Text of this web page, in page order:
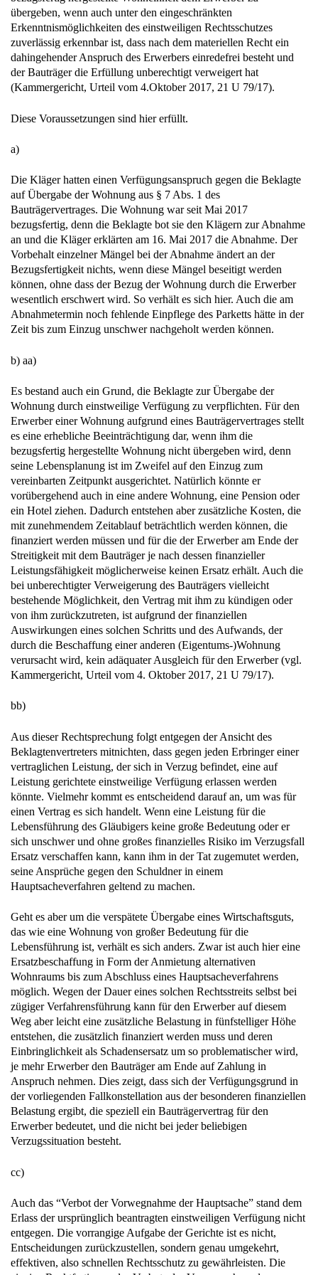
übergeben, wenn auch unter den eingeschränkten
Erkenntnismöglichkeiten des einstweiligen Rechtsschutzes
zuverlässig erkennbar ist, dass nach dem materiellen Recht ein
dahingehender Anspruch des Erwerbers einredefrei besteht und
der Bauträger die Erfüllung unberechtigt verweigert hat
(Kammergericht, Urteil vom 4.Oktober 2017, 21 U 79/17).
Diese Voraussetzungen sind hier erfüllt.
a)
Die Kläger hatten einen Verfügungsanspruch gegen die Beklagte
auf Übergabe der Wohnung aus § 7 Abs. 1 des
Bauträgervertrages. Die Wohnung war seit Mai 2017
bezugsfertig, denn die Beklagte bot sie den Klägern zur Abnahme
an und die Kläger erklärten am 16. Mai 2017 die Abnahme. Der
Vorbehalt einzelner Mängel bei der Abnahme ändert an der
Bezugsfertigkeit nichts, wenn diese Mängel beseitigt werden
können, ohne dass der Bezug der Wohnung durch die Erwerber
wesentlich erschwert wird. So verhält es sich hier. Auch die am
Abnahmetermin noch fehlende Einpflege des Parketts hätte in der
Zeit bis zum Einzug unschwer nachgeholt werden können.
b) aa)
Es bestand auch ein Grund, die Beklagte zur Übergabe der
Wohnung durch einstweilige Verfügung zu verpflichten. Für den
Erwerber einer Wohnung aufgrund eines Bauträgervertrages stellt
es eine erhebliche Beeinträchtigung dar, wenn ihm die
bezugsfertig hergestellte Wohnung nicht übergeben wird, denn
seine Lebensplanung ist im Zweifel auf den Einzug zum
vereinbarten Zeitpunkt ausgerichtet. Natürlich könnte er
vorübergehend auch in eine andere Wohnung, eine Pension oder
ein Hotel ziehen. Dadurch entstehen aber zusätzliche Kosten, die
mit zunehmendem Zeitablauf beträchtlich werden können, die
finanziert werden müssen und für die der Erwerber am Ende der
Streitigkeit mit dem Bauträger je nach dessen finanzieller
Leistungsfähigkeit möglicherweise keinen Ersatz erhält. Auch die
bei unberechtigter Verweigerung des Bauträgers vielleicht
bestehende Möglichkeit, den Vertrag mit ihm zu kündigen oder
von ihm zurückzutreten, ist aufgrund der finanziellen
Auswirkungen eines solchen Schritts und des Aufwands, der
durch die Beschaffung einer anderen (Eigentums-)Wohnung
verursacht wird, kein adäquater Ausgleich für den Erwerber (vgl.
Kammergericht, Urteil vom 4. Oktober 2017, 21 U 79/17).
bb)
Aus dieser Rechtsprechung folgt entgegen der Ansicht des
Beklagtenvertreters mitnichten, dass gegen jeden Erbringer einer
vertraglichen Leistung, der sich in Verzug befindet, eine auf
Leistung gerichtete einstweilige Verfügung erlassen werden
könnte. Vielmehr kommt es entscheidend darauf an, um was für
einen Vertrag es sich handelt. Wenn eine Leistung für die
Lebensführung des Gläubigers keine große Bedeutung oder er
sich unschwer und ohne großes finanzielles Risiko im Verzugsfall
Ersatz verschaffen kann, kann ihm in der Tat zugemutet werden,
seine Ansprüche gegen den Schuldner in einem
Hauptsacheverfahren geltend zu machen.
Geht es aber um die verspätete Übergabe eines Wirtschaftsguts,
das wie eine Wohnung von großer Bedeutung für die
Lebensführung ist, verhält es sich anders. Zwar ist auch hier eine
Ersatzbeschaffung in Form der Anmietung alternativen
Wohnraums bis zum Abschluss eines Hauptsacheverfahrens
möglich. Wegen der Dauer eines solchen Rechtsstreits selbst bei
zügiger Verfahrensführung kann für den Erwerber auf diesem
Weg aber leicht eine zusätzliche Belastung in fünfstelliger Höhe
entstehen, die zusätzlich finanziert werden muss und deren
Einbringlichkeit als Schadensersatz um so problematischer wird,
je mehr Erwerber den Bauträger am Ende auf Zahlung in
Anspruch nehmen. Dies zeigt, dass sich der Verfügungsgrund in
der vorliegenden Fallkonstellation aus der besonderen finanziellen
Belastung ergibt, die speziell ein Bauträgervertrag für den
Erwerber bedeutet, und die nicht bei jeder beliebigen
Verzugssituation besteht.
cc)
Auch das “Verbot der Vorwegnahme der Hauptsache” stand dem
Erlass der ursprünglich beantragten einstweiligen Verfügung nicht
entgegen. Die vorrangige Aufgabe der Gerichte ist es nicht,
Entscheidungen zurückzustellen, sondern genau umgekehrt,
effektiven, also schnellen Rechtsschutz zu gewährleisten. Die